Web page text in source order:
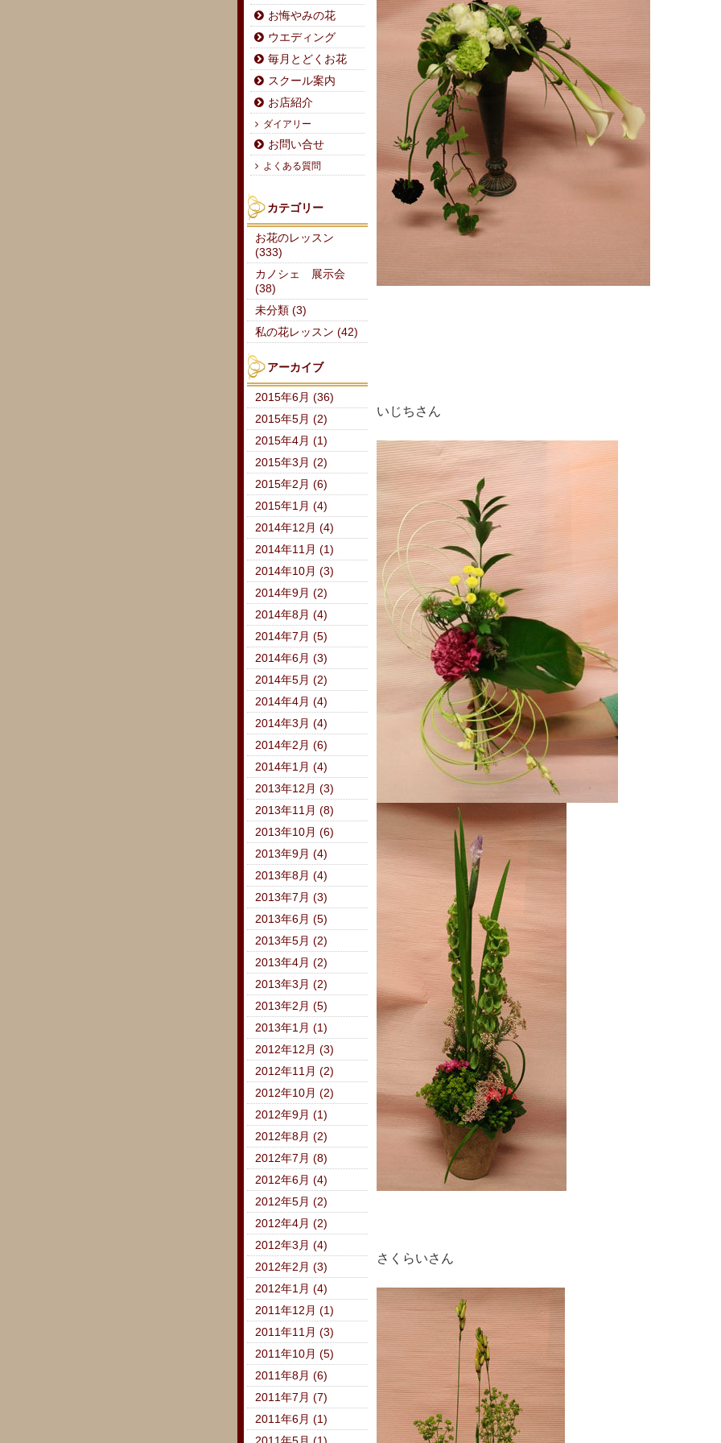
いじちさん
さくらいさん
お悔やみの花
ウエディング
毎月とどくお花
スクール案内
お店紹介
ダイアリー
お問い合せ
よくある質問
カテゴリー
お花のレッスン
(333)
カノシェ 展示会
(38)
未分類 (3)
私の花レッスン (42)
アーカイブ
2015年6月 (36)
2015年5月 (2)
2015年4月 (1)
2015年3月 (2)
2015年2月 (6)
2015年1月 (4)
2014年12月 (4)
2014年11月 (1)
2014年10月 (3)
2014年9月 (2)
2014年8月 (4)
2014年7月 (5)
2014年6月 (3)
2014年5月 (2)
2014年4月 (4)
2014年3月 (4)
2014年2月 (6)
2014年1月 (4)
2013年12月 (3)
2013年11月 (8)
2013年10月 (6)
2013年9月 (4)
2013年8月 (4)
2013年7月 (3)
2013年6月 (5)
2013年5月 (2)
2013年4月 (2)
2013年3月 (2)
2013年2月 (5)
2013年1月 (1)
2012年12月 (3)
2012年11月 (2)
2012年10月 (2)
2012年9月 (1)
2012年8月 (2)
2012年7月 (8)
2012年6月 (4)
2012年5月 (2)
2012年4月 (2)
2012年3月 (4)
2012年2月 (3)
2012年1月 (4)
2011年12月 (1)
2011年11月 (3)
2011年10月 (5)
2011年8月 (6)
2011年7月 (7)
2011年6月 (1)
2011年5月 (1)